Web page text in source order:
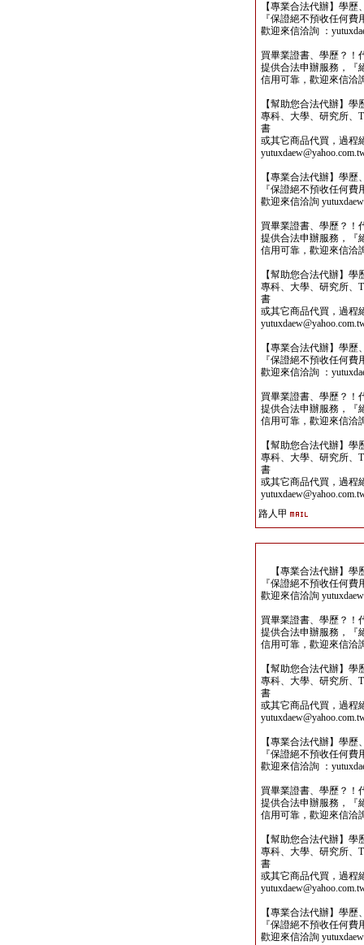
【專業合法代辦】學
『保證絕不預收任何
歡迎來信洽詢 ：
買畢業證書、學歷？！
提供合法申辦服務，『
信用可靠，歡迎來信洽
【幫助您合法代辦】
專科、大學、研究所、
書
或其它商品代買，過程
【專業合法代辦】學
『保證絕不預收任何
歡迎來信洽詢
買畢業證書、學歷？！
提供合法申辦服務，『
信用可靠，歡迎來信洽
【幫助您合法代辦】
專科、大學、研究所、
書
或其它商品代買，過程
【專業合法代辦】學
『保證絕不預收任何
歡迎來信洽詢 ：
買畢業證書、學歷？！
提供合法申辦服務，『
信用可靠，歡迎來信洽
【幫助您合法代辦】
專科、大學、研究所、
書
或其它商品代買，過程
路人甲
【專業合法代辦】學
『保證絕不預收任何
歡迎來信洽詢
買畢業證書、學歷？！
提供合法申辦服務，『
信用可靠，歡迎來信洽
【幫助您合法代辦】
專科、大學、研究所、
書
或其它商品代買，過程
【專業合法代辦】學
『保證絕不預收任何
歡迎來信洽詢 ：
買畢業證書、學歷？！
提供合法申辦服務，『
信用可靠，歡迎來信洽
【幫助您合法代辦】
專科、大學、研究所、
書
或其它商品代買，過程
【專業合法代辦】學
『保證絕不預收任何
歡迎來信洽詢